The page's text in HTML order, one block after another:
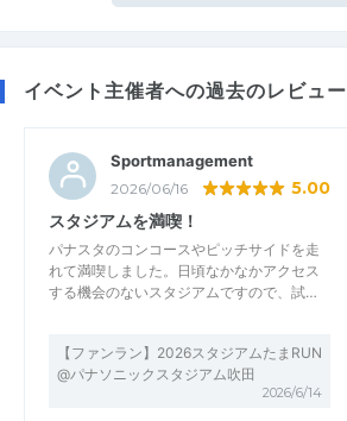
イベント主催者への過去のレビュー
Sportmanagement
2026/06/16 5.00
スタジアムを満喫！
パナスタのコンコースやピッチサイドを走
れて満喫しました。日頃なかなかアクセス
する機会のないスタジアムですので、試…
【ファンラン】2026スタジアムたまRUN
@パナソニックスタジアム吹田
2026/6/14